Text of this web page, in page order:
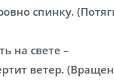
спинку.
на свете –
ветер.